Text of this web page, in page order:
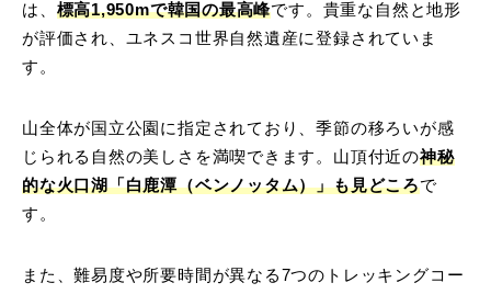
は、 標高1,950mで韓国の最高峰です。貴重な自然と地形
が評価され、ユネスコ世界自然遺産に登録されていま
す。
山全体が国立公園に指定されており、季節の移ろいが感
じられる自然の美しさを満喫できます。山頂付近の神秘
的な火口湖「白鹿潭（ベンノッタム）」も見どころで
す。
また、難易度や所要時間が異なる7つのトレッキングコー